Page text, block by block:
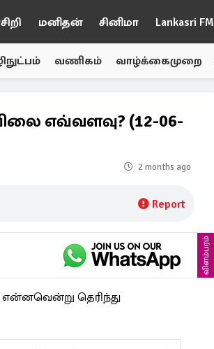
மனிதன் சினிமா Lankasri FM
வணிகம் வாழ்க்கைமுறை
எவ்வளவு? (12-06-
2 months ago
Report
விளம்பரம்
தெரிந்து